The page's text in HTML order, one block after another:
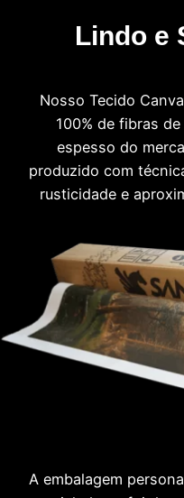
Lindo e
Nosso Tecido
100% de fibras
espesso do
produzido com
rusticidade e
A embalagem